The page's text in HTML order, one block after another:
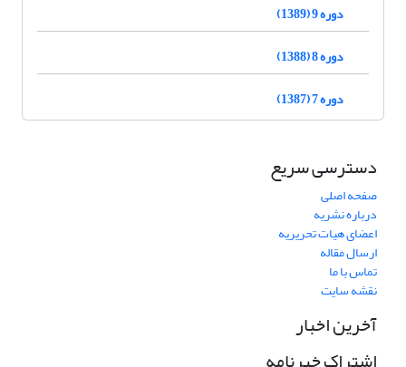
دوره 9 (1389)
دوره 8 (1388)
دوره 7 (1387)
دسترسی سریع
صفحه اصلی
درباره نشریه
اعضای هیات تحریریه
ارسال مقاله
تماس با ما
نقشه سایت
آخرین اخبار